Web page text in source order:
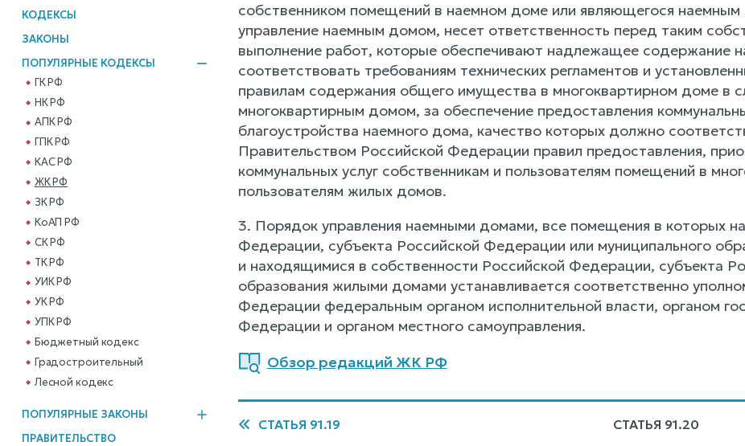
КОДЕКСЫ
ЗАКОНЫ
ПОПУЛЯРНЫЕ КОДЕКСЫ
ГК РФ
НК РФ
АПК РФ
ГПК РФ
КАС РФ
ЖК РФ
ЗК РФ
КоАП РФ
СК РФ
ТК РФ
УИК РФ
УК РФ
УПК РФ
Бюджетный кодекс
Градостроительный
Лесной кодекс
ПОПУЛЯРНЫЕ ЗАКОНЫ
ПРАВИТЕЛЬСТВО
собственником помещений в наемном доме или являющегося
управление наемным домом, несет ответственность перед таким
выполнение работ, которые обеспечивают надлежащее содержание
соответствовать требованиям технических регламентов и
правилам содержания общего имущества в многоквартирном доме в
многоквартирным домом, за обеспечение предоставления
благоустройства наемного дома, качество которых должно
Правительством Российской Федерации правил предоставления,
коммунальных услуг собственникам и пользователям помещений в
пользователям жилых домов.
3. Порядок управления наемными домами, все помещения в которых
Федерации, субъекта Российской Федерации или муниципального
и находящимися в собственности Российской Федерации, субъекта
образования жилыми домами устанавливается соответственно
Федерации федеральным органом исполнительной власти, органом
Федерации и органом местного самоуправления.
Обзор редакций ЖК РФ
СТАТЬЯ 91.19 СТАТЬЯ 91.20